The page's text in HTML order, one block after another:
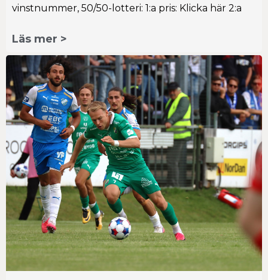
vinstnummer, 50/50-lotteri: 1:a pris: Klicka här 2:a
Läs mer >